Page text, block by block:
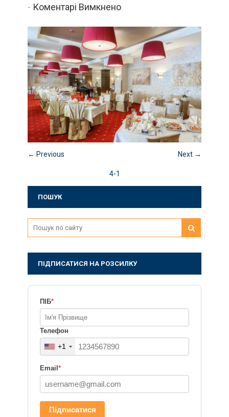
- Коментарі Вимкненодо
4-
← Previous Next →
4-1
ПОШУК
ПІДПИСАТИСЯ НА РОЗСИЛКУ
ПІБ*
Телефон
+1
Email *
Підписатися